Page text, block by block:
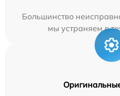
Большинство
мы устраняем в